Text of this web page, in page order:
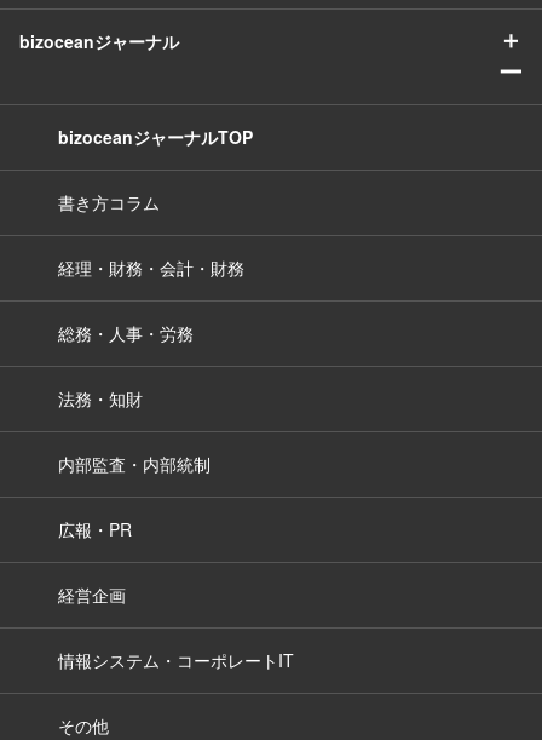
bizoceanジャーナル
＋
ー
bizoceanジャーナルTOP
書き方コラム
経理・財務・会計・財務
総務・人事・労務
法務・知財
内部監査・内部統制
広報・PR
経営企画
情報システム・コーポレートIT
その他